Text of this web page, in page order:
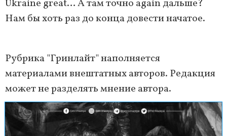
Ukraine great… А там точно again дальше?
Нам бы хоть раз до конца довести начатое.
Рубрика "Гринлайт" наполняется
материалами внештатных авторов. Редакция
может не разделять мнение автора.